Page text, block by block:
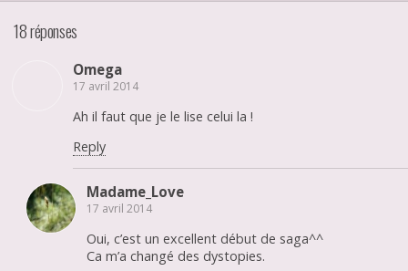
18 réponses
Omega
17 avril 2014
Ah il faut que je le lise celui la !
Reply
Madame_Love
17 avril 2014
Oui, c’est un excellent début de saga^^
Ca m’a changé des dystopies.